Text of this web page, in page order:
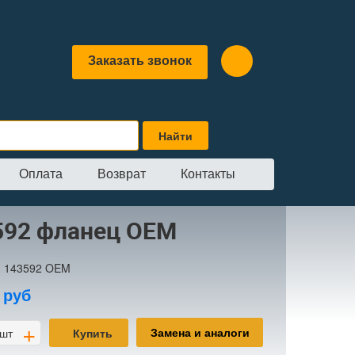
Заказать звонок
Оплата Возврат Контакты
фланец OEM
143592 OEM
руб
шт + Купить Замена и аналоги